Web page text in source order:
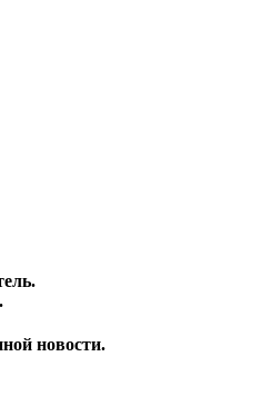
новости.